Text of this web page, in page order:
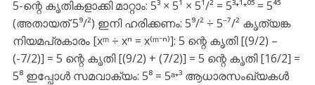
5-ന്റെ കൃതികളാക്കി മാറ്റാം: 5³ × 5¹ × 5¹/² = 5³⁺¹⁺⁰⁵ = 5⁴⁵
(അതായത് 5⁹/²) ഇനി ഹരിക്കണം: 5⁹/² ÷ 5⁻⁷/² കൃത്യങ്ക
നിയമപ്രകാരം [xᵐ ÷ xⁿ = x⁽ᵐ⁻ⁿ⁾]: 5 ന്റെ കൃതി [(9/2) –
(-7/2)] = 5 ന്റെ കൃതി [(9/2) + (7/2)] = 5 ന്റെ കൃതി [16/2] =
5⁸ ഇപ്പോൾ സമവാക്യം: 5⁸ = 5ᵃ⁺³ ആധാരസംഖ്യകൾ